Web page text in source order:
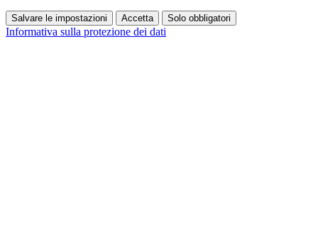
Salvare le impostazioni Accetta Solo obbligatori
Informativa sulla protezione dei dati